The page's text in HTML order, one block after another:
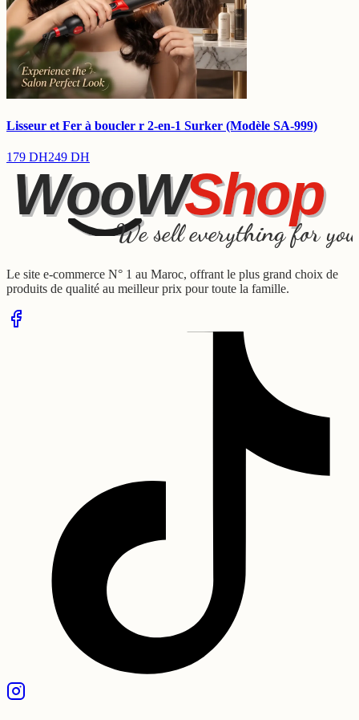
Lisseur et Fer à boucler r 2-en-1 Surker (Modèle SA-999)
179 DH249 DH
WooWShop
We sell everything for you
Le site e-commerce N° 1 au Maroc, offrant le plus grand choix de
produits de qualité au meilleur prix pour toute la famille.